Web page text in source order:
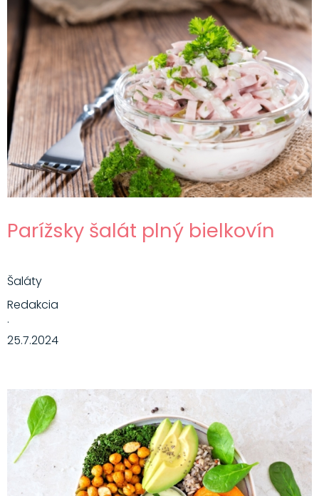
Parížsky šalát plný bielkovín
Šaláty
Redakcia
·
25.7.2024